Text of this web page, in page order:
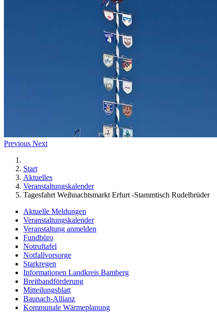
Previous Next
Start
Aktuelles
Veranstaltungskalender
Tagesfahrt Weihnachtsmarkt Erfurt -Stammtisch Rudelbrüder
Aktuelle Meldungen
Veranstaltungskalender
Veranstaltung anmelden
Fundbüro
Notruftafel
Notfallvorsorge
Starkregen
Informationen Landkreis Bamberg
Breitbandförderung
Mitteilungsblatt
Baunach-Allianz
Kommunale Wärmeplanung